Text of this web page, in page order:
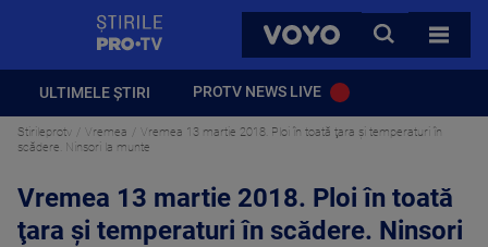
VOYO
CAUTA
TOATE
ULTIMELE ȘTIRI PROTV NEWS LIVE
Stirileprotv Vremea
Vremea 13 martie 2018. Ploi în toată ţara şi temperaturi în
scădere. Ninsori la munte
Vremea 13 martie 2018. Ploi în toată
ţara şi temperaturi în scădere. Ninsori